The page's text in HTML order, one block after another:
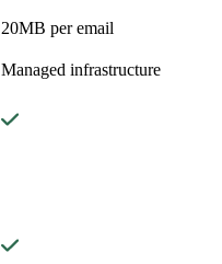
20MB per email
Managed infrastructure